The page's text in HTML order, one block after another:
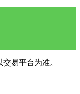
易平台为准。